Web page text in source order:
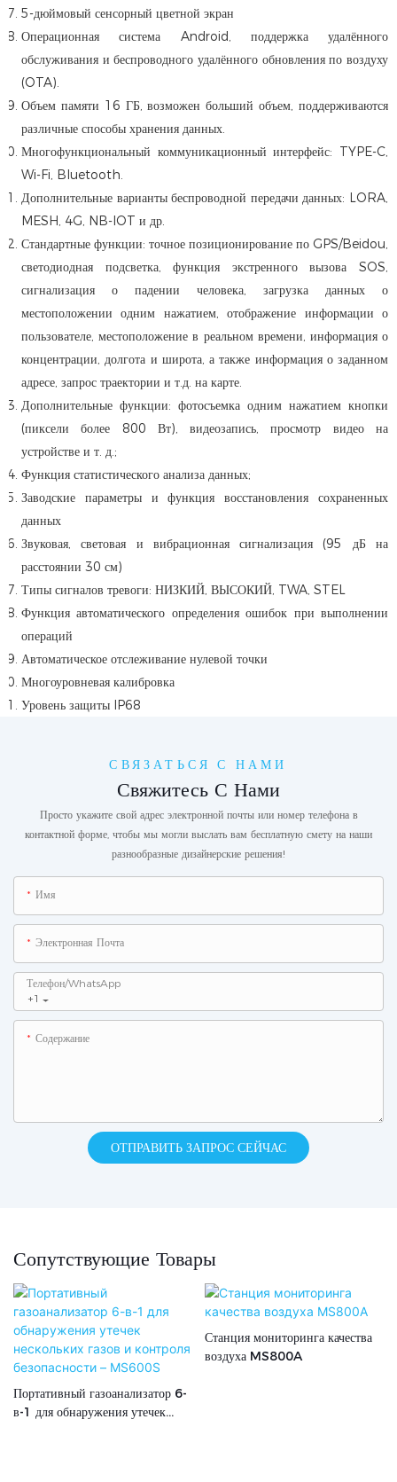
5-дюймовый сенсорный цветной экран
Операционная система Android, поддержка удалённого
обслуживания и беспроводного удалённого обновления по воздуху
(OTA).
Объем памяти 16 ГБ, возможен больший объем, поддерживаются
различные способы хранения данных.
Многофункциональный коммуникационный интерфейс: TYPE-C,
Wi-Fi, Bluetooth.
Дополнительные варианты беспроводной передачи данных: LORA,
MESH, 4G, NB-IOT и др.
Стандартные функции: точное позиционирование по GPS/Beidou,
светодиодная подсветка, функция экстренного вызова SOS,
сигнализация о падении человека, загрузка данных о
местоположении одним нажатием, отображение информации о
пользователе, местоположение в реальном времени, информация о
концентрации, долгота и широта, а также информация о заданном
адресе, запрос траектории и т.д. на карте.
Дополнительные функции: фотосъемка одним нажатием кнопки
(пиксели более 800 Вт), видеозапись, просмотр видео на
устройстве и т. д.;
Функция статистического анализа данных;
Заводские параметры и функция восстановления сохраненных
данных
Звуковая, световая и вибрационная сигнализация (95 дБ на
расстоянии 30 см)
Типы сигналов тревоги: НИЗКИЙ, ВЫСОКИЙ, TWA, STEL
Функция автоматического определения ошибок при выполнении
операций
Автоматическое отслеживание нулевой точки
Многоуровневая калибровка
Уровень защиты IP68
СВЯЗАТЬСЯ С НАМИ
Свяжитесь С Нами
Просто укажите свой адрес электронной почты или номер телефона в
контактной форме, чтобы мы могли выслать вам бесплатную смету на наши
разнообразные дизайнерские решения!
Имя
Электронная Почта
+1
Телефон/WhatsApp
Содержание
ОТПРАВИТЬ ЗАПРОС СЕЙЧАС
Сопутствующие Товары
Портативный газоанализатор 6-
в-1 для обнаружения утечек
Станция мониторинга качества
воздуха MS800A